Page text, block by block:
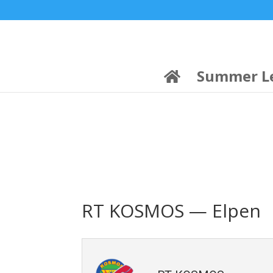
Summer League
Summer League
Summer
RT KOSMOS — Elpen